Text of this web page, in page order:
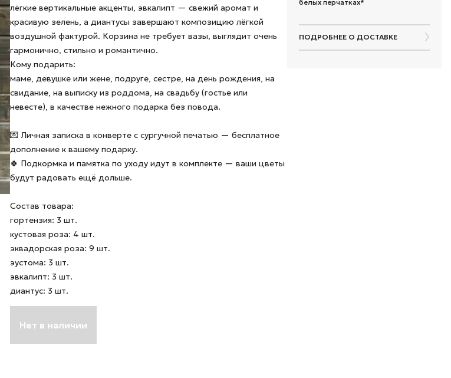
лёгкие вертикальные акценты, эвкалипт — свежий аромат и
красивую зелень, а диантусы завершают композицию лёгкой
воздушной фактурой. Корзина не требует вазы, выглядит очень
гармонично, стильно и романтично.
Кому подарить:
маме, девушке или жене, подруге, сестре, на день рождения, на
свидание, на выписку из роддома, на свадьбу (гостье или
невесте), в качестве нежного подарка без повода.
💌 Личная записка в конверте с сургучной печатью — бесплатное
дополнение к вашему подарку.
🍀 Подкормка и памятка по уходу идут в комплекте — ваши цветы
будут радовать ещё дольше.
Состав товара:
гортензия: 3 шт.
кустовая роза: 4 шт.
эквадорская роза: 9 шт.
эустома: 3 шт.
эвкалипт: 3 шт.
диантус: 3 шт.
белых перчатках*
ПОДРОБНЕЕ О ДОСТАВКЕ
Нет в наличии